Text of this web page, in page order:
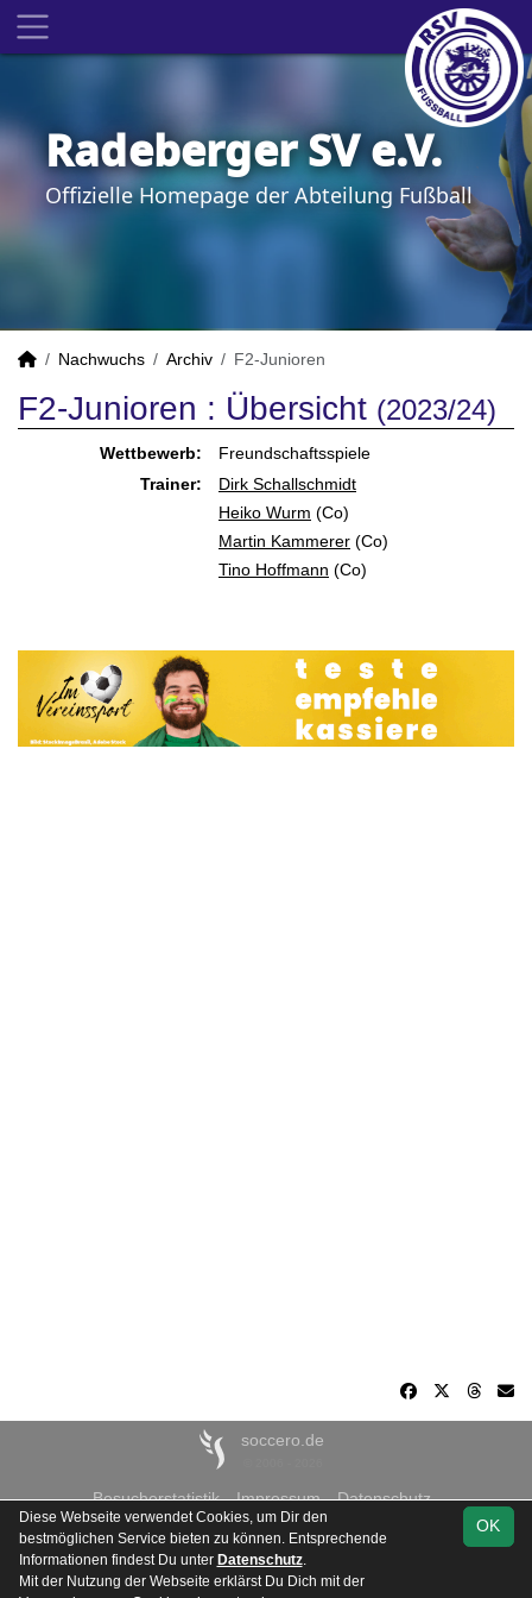
Radeberger SV e.V.
Offizielle Homepage der Abteilung Fußball
Nachwuchs Archiv F2-Junioren
F2-Junioren : Übersicht (2023/24)
Wettbewerb:
Freundschaftsspiele
Trainer:
Dirk Schallschmidt
Heiko Wurm (Co)
Martin Kammerer (Co)
Tino Hoffmann (Co)
soccero.de
Besucherstatistik Impressum
Datenschutz
OK
Diese Webseite verwendet Cookies, um Dir den
bestmöglichen Service bieten zu können. Entsprechende
Informationen findest Du unter Datenschutz.
Mit der Nutzung der Webseite erklärst Du Dich mit der